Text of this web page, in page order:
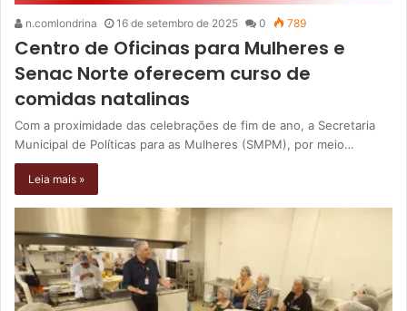
n.comlondrina 16 de setembro de 2025 0 789
Centro de Oficinas para Mulheres e
Senac Norte oferecem curso de
comidas natalinas
Com a proximidade das celebrações de fim de ano, a Secretaria
Municipal de Políticas para as Mulheres (SMPM), por meio…
Leia mais »